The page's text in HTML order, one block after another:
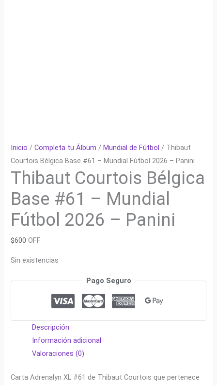
Inicio /Completa tu Álbum /Mundial de Fútbol / Thibaut
Courtois Bélgica Base #61 – Mundial Fútbol 2026 – Panini
Thibaut Courtois Bélgica
Base #61 – Mundial
Fútbol 2026 – Panini
$600 OFF
Sin existencias
Pago Seguro
Descripción
Información adicional
Valoraciones (0)
Carta Adrenalyn XL #61 de Thibaut Courtois que pertenece